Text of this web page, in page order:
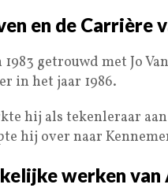
en de Carrière
1983 getrouwd met Jo
in het jaar 1986.
hij als tekenleraar
hij over naar
werken van